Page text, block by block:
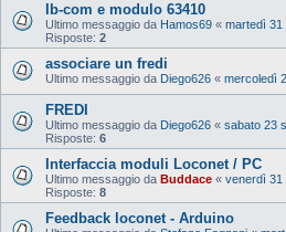
Ib-com e modulo 63410
Ultimo messaggio da Hamos69 « martedì 31
Risposte: 2
associare un fredi
Ultimo messaggio da Diego626 « mercoledì
FREDI
Ultimo messaggio da Diego626 « sabato 23
Risposte: 6
Interfaccia moduli Loconet / PC
Ultimo messaggio da Buddace « venerdì 31
Risposte: 8
Feedback loconet - Arduino